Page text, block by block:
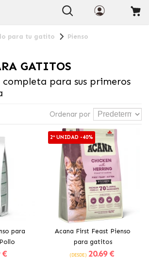
para tu gatito Pienso
GATITOS
para sus primeros
Ordenar por
para
€
2ª UNIDAD -40%
Acana First Feast Pienso
para gatitos
(DESDE) 20.69 €